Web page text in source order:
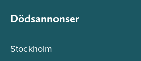
Dödsannonser
Stockholm